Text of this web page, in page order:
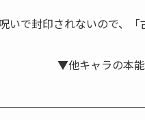
いで封印されないので、
▼他キャラの本